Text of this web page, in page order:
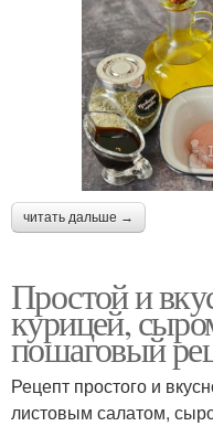
читать дальше →
Простой и
курицей,
пошаговый
Рецепт простого и
листовым салатом,